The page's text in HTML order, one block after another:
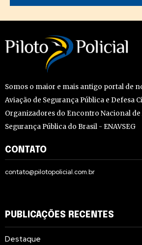
Somos o maior e mais antigo portal de
Aviação de Segurança Pública e Defesa
Organizadores do Encontro Nacional de
Segurança Pública do Brasil - ENAVSEG
CONTATO
contato@pilotopolicial.com.br
PUBLICAÇÕES RECENTES
Destaque